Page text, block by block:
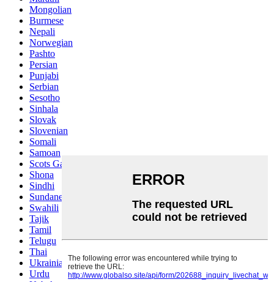
Mongolian
Burmese
Nepali
Norwegian
Pashto
Persian
Punjabi
Serbian
Sesotho
Sinhala
Slovak
Slovenian
Somali
Samoan
Scots Gaelic
Shona
Sindhi
Sundanese
Swahili
Tajik
Tamil
Telugu
Thai
Ukrainian
Urdu